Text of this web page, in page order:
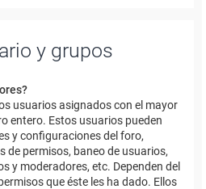
y grupos
usuarios asignados con el mayor
entero. Estos usuarios pueden
y configuraciones del foro,
de permisos, baneo de usuarios,
y moderadores, etc. Dependen del
que éste les ha dado. Ellos